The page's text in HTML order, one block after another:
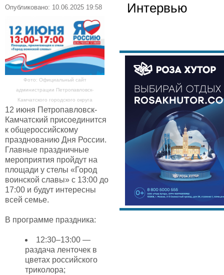
Опубликовано: 10.06.2025 19:58
Фото: Официальный сайт
администрации Петропавловск-
Камчатского городского округа
12 июня Петропавловск-
Камчатский присоединится
к общероссийскому
празднованию Дня России.
Главные праздничные
мероприятия пройдут на
площади у стелы «Город
воинской славы» с 13:00 до
17:00 и будут интересны
всей семье.
В программе праздника:
12:30–13:00 —
раздача ленточек в
цветах российского
триколора;
Интервью